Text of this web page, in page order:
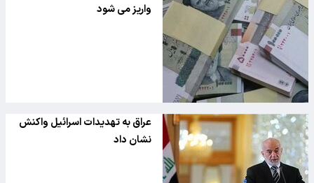
واریز می شود
عراق به تهدیدات اسرائیل واکنش
نشان داد